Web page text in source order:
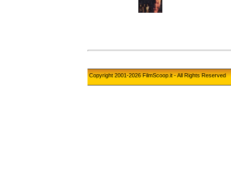
Copyright 2001-2026 FilmScoop.it - All Rights Reserved